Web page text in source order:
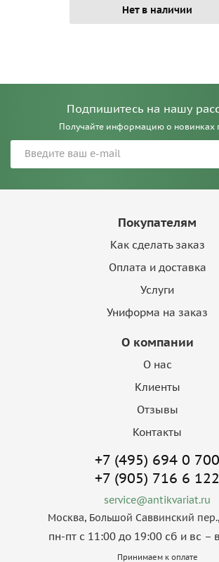
Нет в наличии
Подпишитесь на нашу
Получайте информацию о новинках
Покупателям
Как сделать заказ
Оплата и доставка
Услуги
Униформа на заказ
О компании
О нас
Клиенты
Отзывы
Контакты
+7 (495) 694 0 700
+7 (905) 716 6 122
service@antikvariat.ru
Москва, Большой Саввинский пер.,
пн-пт с 11:00 до 19:00 сб и вс –
Принимаем к оплате